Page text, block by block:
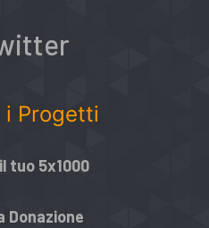
i Progetti
tuo 5x1000
Donazione